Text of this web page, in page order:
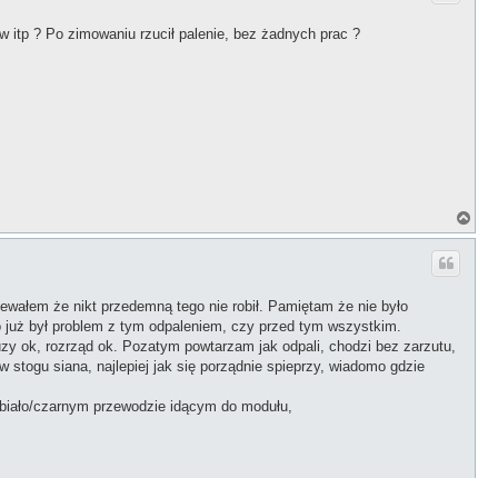
itp ? Po zimowaniu rzucił palenie, bez żadnych prac ?
a
że nikt przedemną tego nie robił. Pamiętam że nie było
był problem z tym odpaleniem, czy przed tym wszystkim.
ok, rozrząd ok. Pozatym powtarzam jak odpali, chodzi bez zarzutu,
stogu siana, najlepiej jak się porządnie spieprzy, wiadomo gdzie
czarnym przewodzie idącym do modułu,